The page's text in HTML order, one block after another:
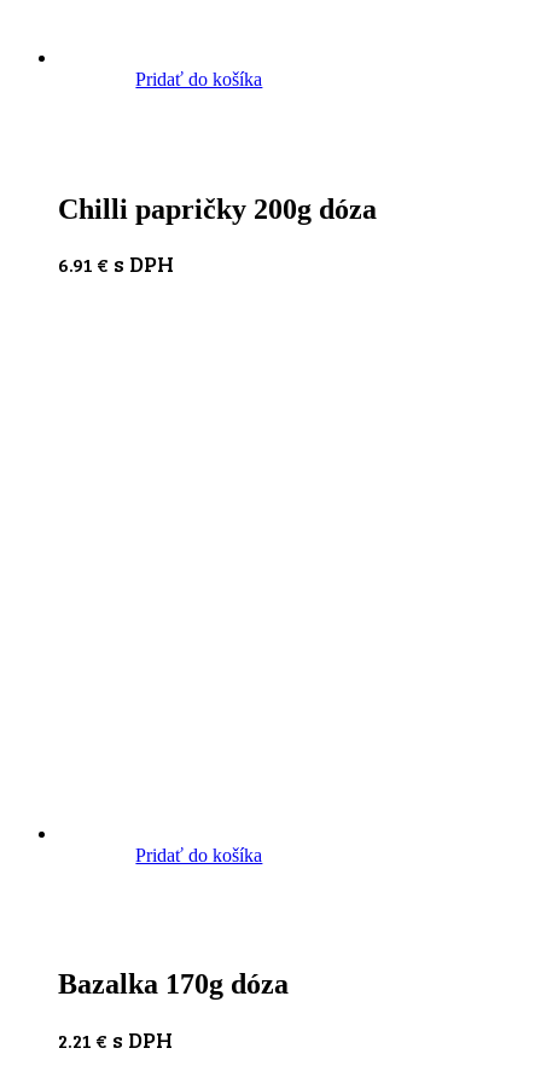
Pridať do košíka
Chilli papričky 200g dóza
6.91 € s DPH
Pridať do košíka
Bazalka 170g dóza
2.21 € s DPH